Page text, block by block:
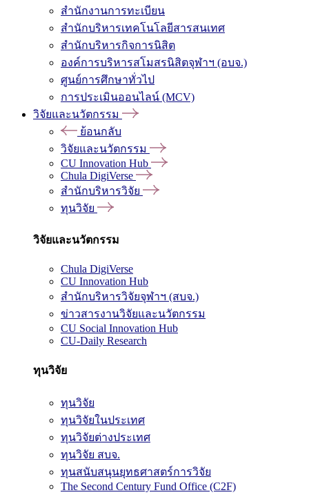
สำนักงานการทะเบียน
สำนักบริหารเทคโนโลยีสารสนเทศ
สำนักบริหารกิจการนิสิต
องค์การบริหารสโมสรนิสิตจุฬาฯ (อบจ.)
ศูนย์การศึกษาทั่วไป
การประเมินออนไลน์ (MCV)
วิจัยและนวัตกรรม
ย้อนกลับ
วิจัยและนวัตกรรม
CU Innovation Hub
Chula DigiVerse
สำนักบริหารวิจัย
ทุนวิจัย
วิจัยและนวัตกรรม
Chula DigiVerse
CU Innovation Hub
สำนักบริหารวิจัยจุฬาฯ (สบจ.)
ข่าวสารงานวิจัยและนวัตกรรม
CU Social Innovation Hub
CU-Daily Research
ทุนวิจัย
ทุนวิจัย
ทุนวิจัยในประเทศ
ทุนวิจัยต่างประเทศ
ทุนวิจัย สบจ.
ทุนสนับสนุนยุทธศาสตร์การวิจัย
The Second Century Fund Office (C2F)